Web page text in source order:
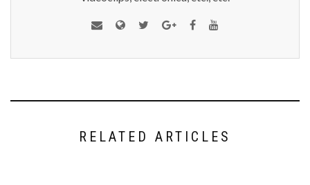
RELATED ARTICLES